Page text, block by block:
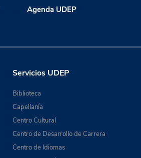
Agenda UDEP
Servicios UDEP
Biblioteca
Capellanía
Centro Cultural
Centro de Desarrollo de Carrera
Centro de Idiomas